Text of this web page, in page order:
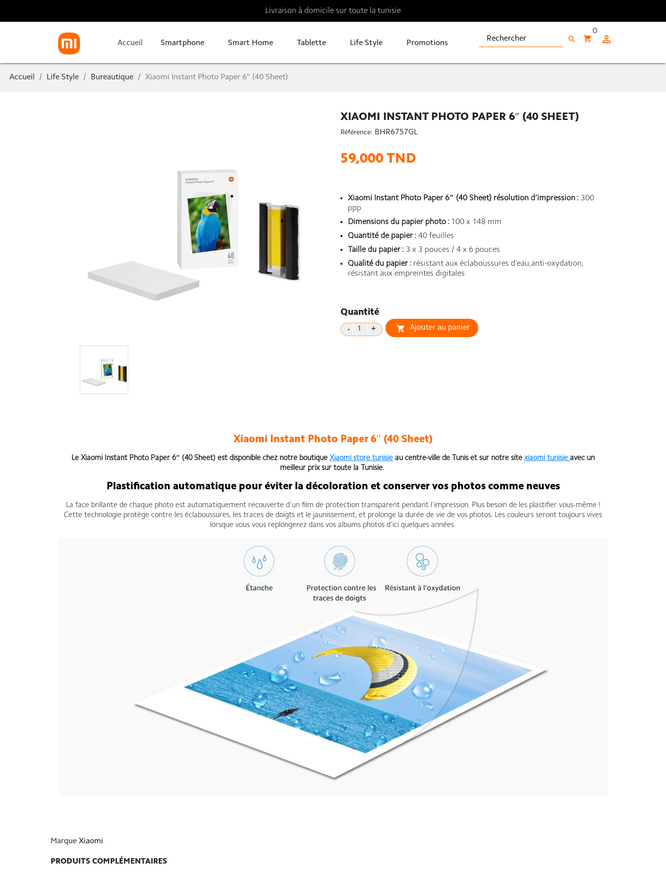
Livraison à domicile sur toute la tunisie
Accueil Smartphone Smart Home Tablette Life Style Promotions 
shopping_cart
0
search
Accueil Life Style Bureautique Xiaomi Instant Photo Paper 6″ (40 Sheet)
XIAOMI INSTANT PHOTO PAPER 6″ (40 SHEET)
Référence: BHR6757GL
59,000 TND
Xiaomi Instant Photo Paper 6″ (40 Sheet) résolution d’impression : 300
ppp
Dimensions du papier photo : 100 x 148 mm
Quantité de papier : 40 feuilles
Taille du papier : 3 x 3 pouces / 4 x 6 pouces
Qualité du papier : résistant aux éclaboussures d’eau,anti-oxydation,
résistant aux empreintes digitales
Quantité
 Ajouter au panier
Xiaomi Instant Photo Paper 6″ (40 Sheet)
Le Xiaomi Instant Photo Paper 6″ (40 Sheet) est disponible chez notre boutique Xiaomi store tunisie au centre-ville de Tunis et sur notre site xiaomi tunisie avec un
meilleur prix sur toute la Tunisie.
Plastification automatique pour éviter la décoloration et conserver vos photos comme neuves
La face brillante de chaque photo est automatiquement recouverte d'un film de protection transparent pendant l'impression. Plus besoin de les plastifier vous-même !
Cette technologie protège contre les éclaboussures, les traces de doigts et le jaunissement, et prolonge la durée de vie de vos photos. Les couleurs seront toujours vives
lorsque vous vous replongerez dans vos albums photos d'ici quelques années.
Marque Xiaomi
PRODUITS COMPLÉMENTAIRES